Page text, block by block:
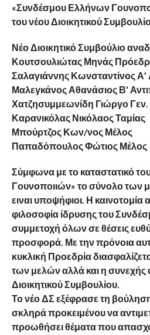
«Συνδέσμου Ελλήνων
του νέου Διοικητικού
Νέο Διοικητικό Συμβούλιο
Κουτσουλιώτας Μηνάς
Σαλαγιάννης Κωνσταντίνος
Μαλεγκάνος Αθανάσιος Β’
Χατζησυμμεωνίδη Γιώργο
Καρανικόλας Νικόλαος Ταμίας
Μπούρτζος Κων/νος Μέλος
Παπαδόπουλος Φώτιος Μέλος
Σύμφωνα με το καταστατικό
Γουνοποιιών» το σύνολο των
ειναι υποψήφιοι. Η καινοτομία
φιλοσοφία ίδρυσης του
συμμετοχή όλων σε θέσεις
προσφορά. Με την πρόνοια
κυκλική Προεδρία
των μελών αλλά και η
Διοικητικού Συμβουλίου.
Το νέο ΔΣ εξέφρασε τη
σκληρά προκειμένου να
προωθήσει θέματα που